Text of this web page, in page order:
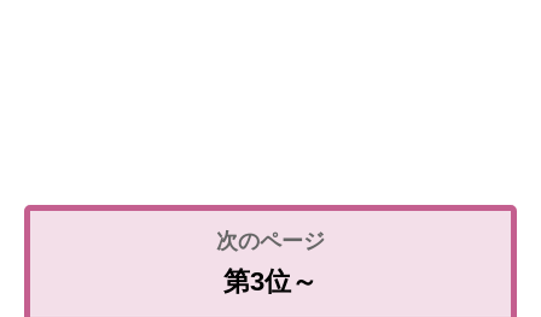
第3位～